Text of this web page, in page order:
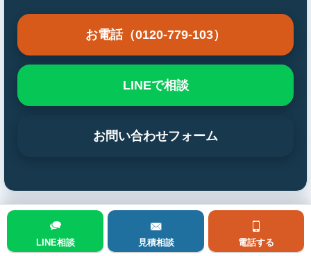
お電話（0120-779-103）
LINEで相談
お問い合わせフォーム
前の施工事例を見る
次の施工事例を見る
メニュー
LINE相談 見積相談 電話する